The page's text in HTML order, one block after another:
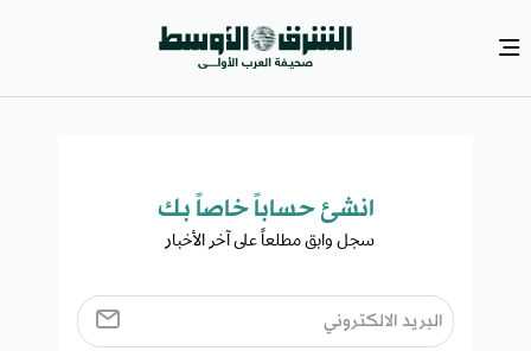
انشئ حساباً خاصاً بك​
سجل وابق مطلعاً على آخر الأخبار ​